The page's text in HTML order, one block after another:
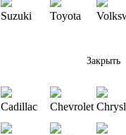
Suzuki Toyota
Закрыть
Cadillac Chevrolet